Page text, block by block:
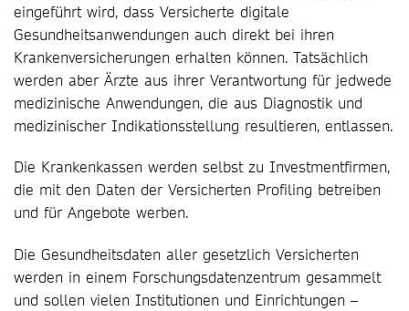
eingeführt wird, dass Versicherte digitale
Gesundheitsanwendungen auch direkt bei ihren
Krankenversicherungen erhalten können. Tatsächlich
werden aber Ärzte aus ihrer Verantwortung für jedwede
medizinische Anwendungen, die aus Diagnostik und
medizinischer Indikationsstellung resultieren, entlassen.
Die Krankenkassen werden selbst zu Investmentfirmen,
die mit den Daten der Versicherten Profiling betreiben
und für Angebote werben.
Die Gesundheitsdaten aller gesetzlich Versicherten
werden in einem Forschungsdatenzentrum gesammelt
und sollen vielen Institutionen und Einrichtungen –